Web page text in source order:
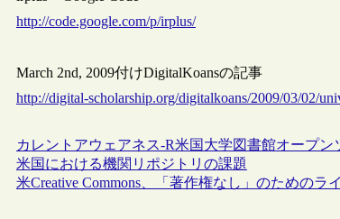
http://code.google.com/p/irplus/
March 2nd, 2009付けDigitalKoansの記事
http://digital-scholarship.org/digitalkoans/2009/03/02/
カレントアウェアネス-R米国 大学図書館オープン
米国における機関リポジトリの課題
米Creative Commons、「著作権なし」のためのラ